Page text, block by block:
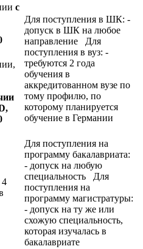
с
Для поступления в ШК: -
допуск в ШК на любое
направление Для
поступления в вуз: -
требуются 2 года
обучения в
аккредитованном вузе по
тому профилю, по
которому планируется
обучение в Германии
Для поступления на
программу бакалавриата:
- допуск на любую
специальность Для
поступления на
программу магистратуры:
- допуск на ту же или
схожую специальность,
которая изучалась в
бакалавриате